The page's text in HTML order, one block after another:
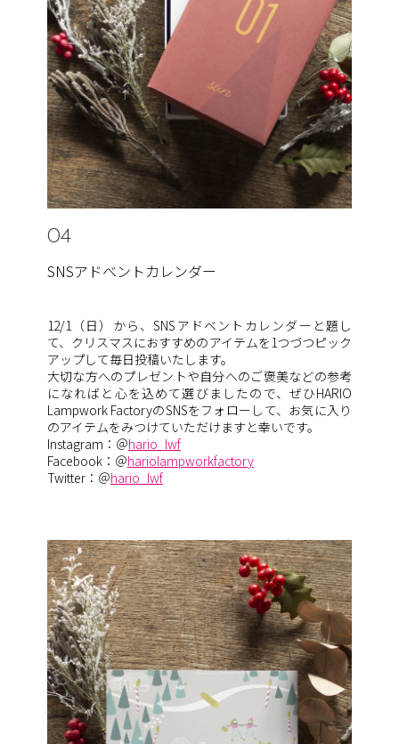
04
SNSアドベントカレンダー
12/1（日）から、SNSアドベントカレンダーと題し
て、クリスマスにおすすめのアイテムを1つづつピック
アップして毎日投稿いたします。
大切な方へのプレゼントや自分へのご褒美などの参考
になればと心を込めて選びましたので、ぜひHARIO
Lampwork FactoryのSNSをフォローして、お気に入り
のアイテムをみつけていただけますと幸いです。
Instagram：＠hario_lwf
Facebook：＠hariolampworkfactory
Twitter：＠hario_lwf